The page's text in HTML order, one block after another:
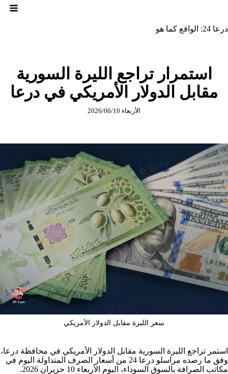
درعا 24: الواقع كما هو
استمرار تراجع الليرة السورية
مقابل الدولار الأمريكي في درعا
الأربعاء 2026/06/10
سعر الليرة مقابل الدولار الأمريكي
استمر تراجع الليرة السورية مقابل الدولار الأمريكي في محافظة درعا،
وفق ما رصده مراسلو درعا 24 من أسعار الصرف المتداولة اليوم في
مكاتب الصرافة بالسوق السوداء، اليوم الأربعاء 10 حزيران 2026.